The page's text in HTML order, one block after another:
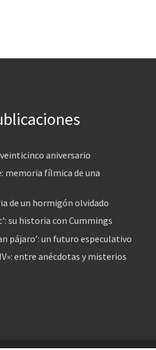
veinticinco aniversario
memoria fílmica de una
de un hormigón olvidado
su historia con Cummings
pájaro’: un futuro especulativo
entre anécdotas y misterios